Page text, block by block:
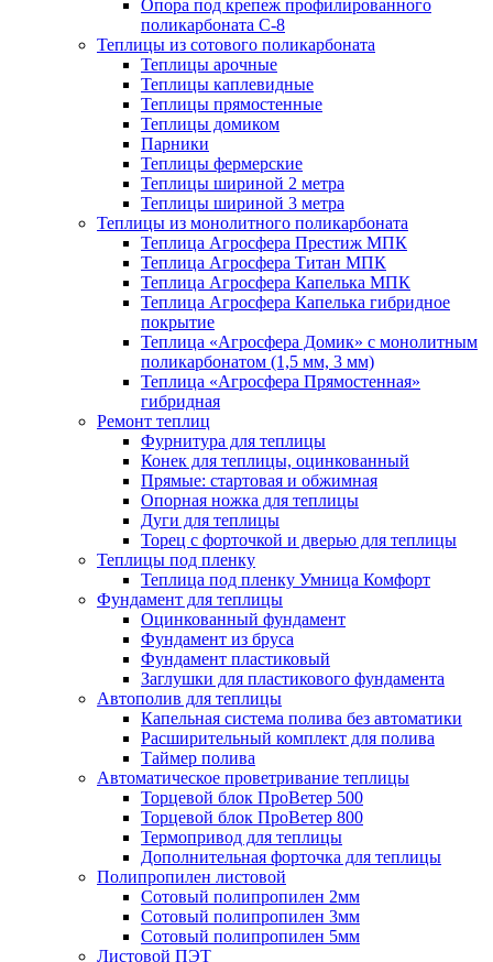
Опора под крепеж профилированного
поликарбоната С-8
Теплицы из сотового поликарбоната
Теплицы арочные
Теплицы каплевидные
Теплицы прямостенные
Теплицы домиком
Парники
Теплицы фермерские
Теплицы шириной 2 метра
Теплицы шириной 3 метра
Теплицы из монолитного поликарбоната
Теплица Агросфера Престиж МПК
Теплица Агросфера Титан МПК
Теплица Агросфера Капелька МПК
Теплица Агросфера Капелька гибридное
покрытие
Теплица «Агросфера Домик» с монолитным
поликарбонатом (1,5 мм, 3 мм)
Теплица «Агросфера Прямостенная»
гибридная
Ремонт теплиц
Фурнитура для теплицы
Конек для теплицы, оцинкованный
Прямые: стартовая и обжимная
Опорная ножка для теплицы
Дуги для теплицы
Торец с форточкой и дверью для теплицы
Теплицы под пленку
Теплица под пленку Умница Комфорт
Фундамент для теплицы
Оцинкованный фундамент
Фундамент из бруса
Фундамент пластиковый
Заглушки для пластикового фундамента
Автополив для теплицы
Капельная система полива без автоматики
Расширительный комплект для полива
Таймер полива
Автоматическое проветривание теплицы
Торцевой блок ПроВетер 500
Торцевой блок ПроВетер 800
Термопривод для теплицы
Дополнительная форточка для теплицы
Полипропилен листовой
Сотовый полипропилен 2мм
Сотовый полипропилен 3мм
Сотовый полипропилен 5мм
Листовой ПЭТ